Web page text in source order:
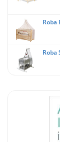
Roba
Roba